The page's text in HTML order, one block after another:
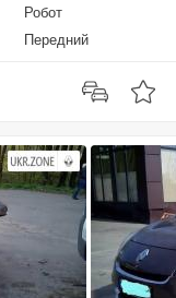
Робот
Передний